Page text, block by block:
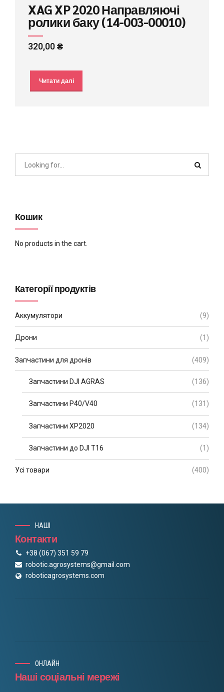
XAG XP 2020 Направляючі
ролики баку (14-003-00010)
320,00₴
Читати далі
Кошик
No products in the cart.
Категорії продуктів
Аккумулятори (9)
Дрони (1)
Запчастини для дронів (409)
Запчастини DJI AGRAS (136)
Запчастини P40/V40 (131)
Запчастини XP2020 (134)
Запчастини до DJI T16 (1)
Усі товари (400)
НАШІ
Контакти
+38 (067) 351 59 79
robotic.agrosystems@gmail.com
roboticagrosystems.com
ОНЛАЙН
Наші соціальні мережі